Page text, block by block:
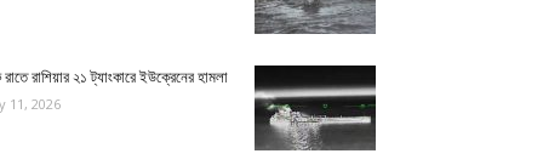
রাশিয়ার ২১ ট্যাংকারে ইউক্রেনের হামলা
11, 2026